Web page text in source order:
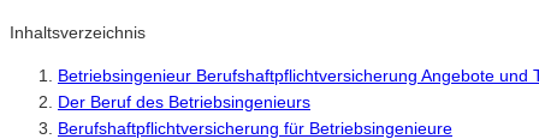
Inhaltsverzeichnis
Betriebsingenieur Berufshaftpflichtversicherung Angebote und
Der Beruf des Betriebsingenieurs
Berufshaftpflichtversicherung für Betriebsingenieure